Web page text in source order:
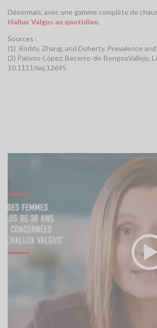
Désormais, avec une gamme complète de
Hallux Valgus au quotidien.
Sources :
(1) Roddy, Zhang, and Doherty. Prevalence
(2) Palomo-López, Becerro-de-BengoaVallejo,
10.1111/iwj.12695